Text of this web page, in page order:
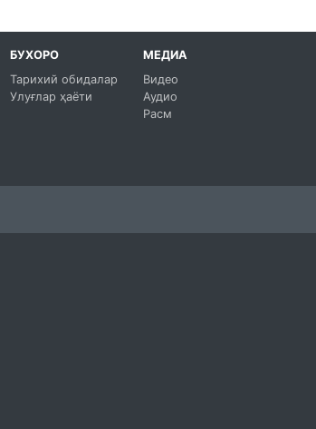
БУХОРО
Тарихий обидалар
Улуғлар ҳаёти
МЕДИА
Видео
Аудио
Расм